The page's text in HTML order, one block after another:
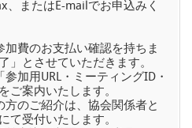
、またはE-mailでお申込みく
加費のお支払い確認を持ちま
」とさせていただきます。
加用URL・ミーティングID・
ご案内いたします。
方のご紹介は、協会関係者と
て受付いたします。